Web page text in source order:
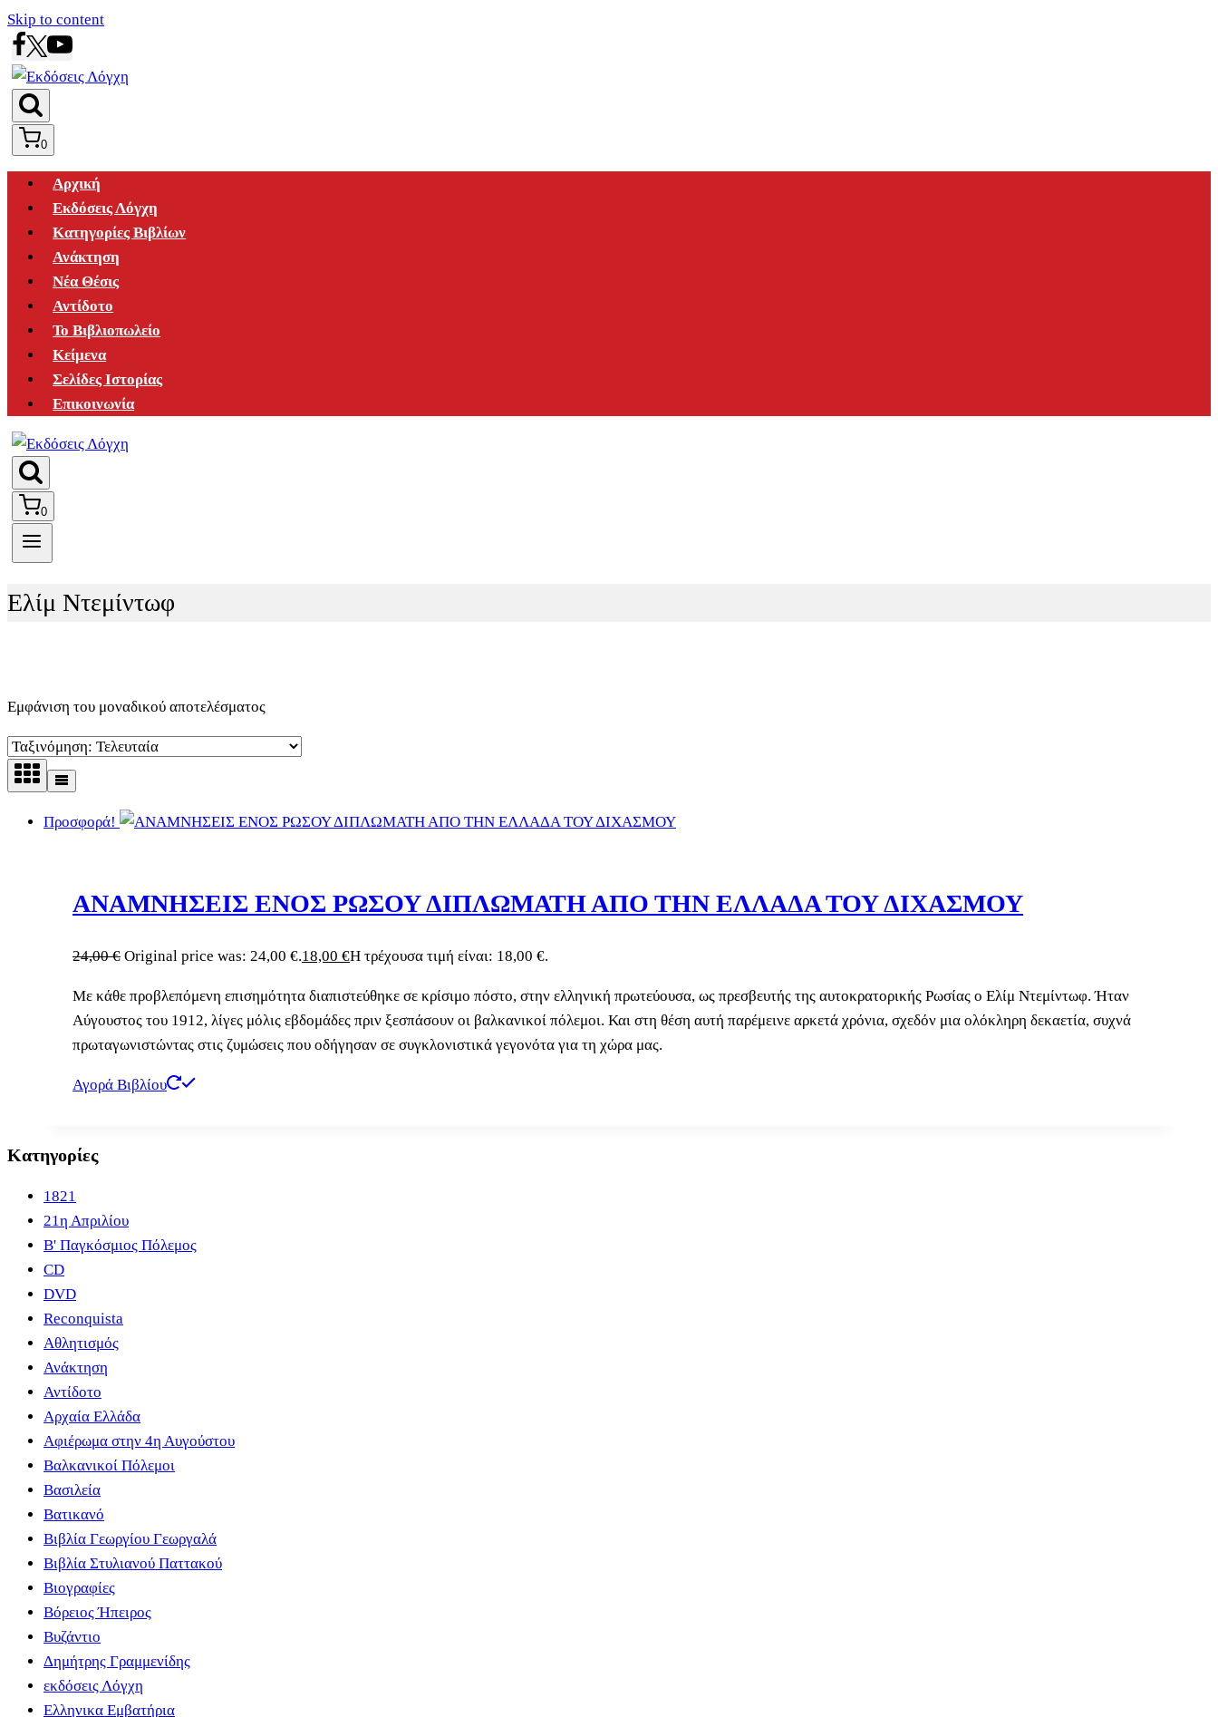
Skip to content
0
Αρχική
Εκδόσεις Λόγχη
Κατηγορίες Βιβλίων
Ανάκτηση
Νέα Θέσις
Αντίδοτο
Το Βιβλιοπωλείο
Κείμενα
Σελίδες Ιστορίας
Επικοινωνία
0
Ελίμ Ντεμίντωφ
Εμφάνιση του μοναδικού αποτελέσματος
Προσφορά!
ΑΝΑΜΝΗΣΕΙΣ ΕΝΟΣ ΡΩΣΟΥ ΔΙΠΛΩΜΑΤΗ ΑΠΟ ΤΗΝ ΕΛΛΑΔΑ ΤΟΥ ΔΙΧΑΣΜΟΥ
24,00€ Original price was: 24,00 €.18,00 €Η τρέχουσα τιμή είναι: 18,00 €.
Με κάθε προβλεπόμενη επισημότητα διαπιστεύθηκε σε κρίσιμο πόστο, στην ελληνική πρωτεύουσα, ως πρεσβευτής της αυτοκρατορικής Ρωσίας ο Ελίμ Ντεμίντωφ. Ήταν
Αύγουστος του 1912, λίγες μόλις εβδομάδες πριν ξεσπάσουν οι βαλκανικοί πόλεμοι. Και στη θέση αυτή παρέμεινε αρκετά χρόνια, σχεδόν μια ολόκληρη δεκαετία, συχνά
πρωταγωνιστώντας στις ζυμώσεις που οδήγησαν σε συγκλονιστικά γεγονότα για τη χώρα μας.
Αγορά Βιβλίου
Κατηγορίες
1821
21η Απριλίου
B' Παγκόσμιος Πόλεμος
CD
DVD
Reconquista
Αθλητισμός
Ανάκτηση
Αντίδοτο
Αρχαία Ελλάδα
Αφιέρωμα στην 4η Αυγούστου
Βαλκανικοί Πόλεμοι
Βασιλεία
Βατικανό
Βιβλία Γεωργίου Γεωργαλά
Βιβλία Στυλιανού Παττακού
Βιογραφίες
Βόρειος Ήπειρος
Βυζάντιο
Δημήτρης Γραμμενίδης
εκδόσεις Λόγχη
Ελληνικα Εμβατήρια